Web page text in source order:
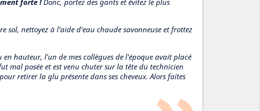
forte !Donc, portez des gants et évitez le plus
sol, nettoyez à l'aide d'eau chaude savonneuse et frottez
hauteur, l'un de mes collègues de l'époque avait placé
mal posée et est venu chuter sur la tête du technicien
retirer la glu présente dans ses cheveux. Alors faites